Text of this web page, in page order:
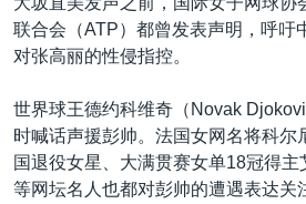
联合会（ATP）都曾发表声明，呼吁
对张高丽的性侵指控。
世界球王德约科维奇（Novak
时喊话声援彭帅。法国女网名将科尔
国退役女星、大满贯赛女单18冠得主
等网坛名人也都对彭帅的遭遇表达关